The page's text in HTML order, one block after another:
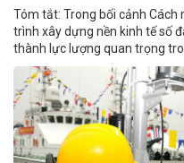
Tóm tắt: Trong bối cảnh
trình xây dựng nền kinh tế số
thành lực lượng quan trọng